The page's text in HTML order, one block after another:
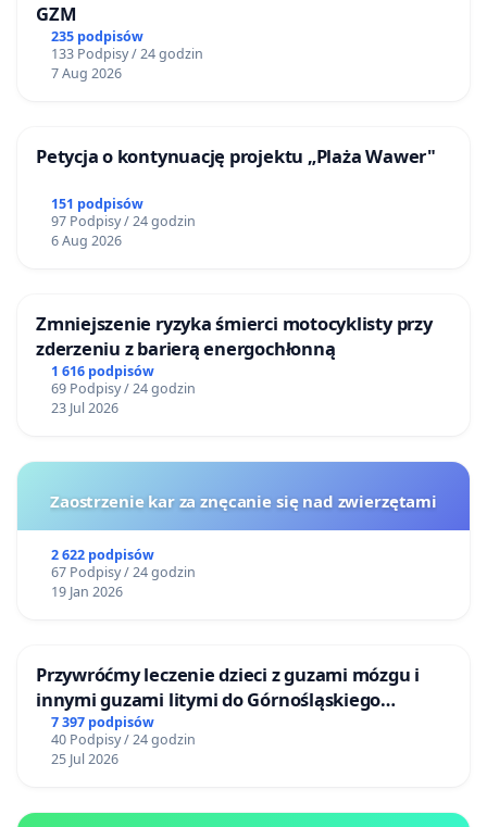
GZM
235 podpisów
133 Podpisy / 24 godzin
7 Aug 2026
Petycja o kontynuację projektu „Plaża Wawer"
151 podpisów
97 Podpisy / 24 godzin
6 Aug 2026
Zmniejszenie ryzyka śmierci motocyklisty przy
zderzeniu z barierą energochłonną
1 616 podpisów
69 Podpisy / 24 godzin
23 Jul 2026
Zaostrzenie kar za znęcanie się nad zwierzętami
2 622 podpisów
67 Podpisy / 24 godzin
19 Jan 2026
Przywróćmy leczenie dzieci z guzami mózgu i
innymi guzami litymi do Górnośląskiego
Centrum Zdrowia Dziecka w Katowicach
7 397 podpisów
40 Podpisy / 24 godzin
25 Jul 2026